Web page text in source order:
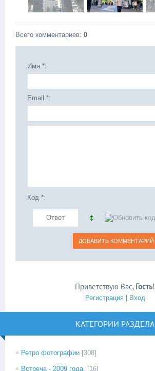
Всего комментариев: 0
Имя *:
Email *:
Код *:
Приветствую Вас, Гость!
Регистрация| Вход
КАТЕГОРИИ РАЗДЕЛА
Ретро фотографии [308]
Встреча - 2009 года. [16]